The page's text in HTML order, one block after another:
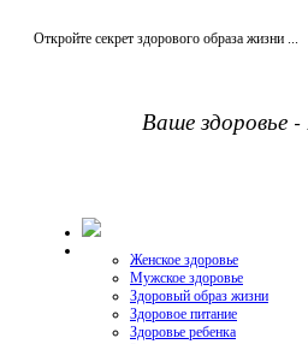
Откройте секрет здорового образа жизни ...
Ваше здоровье
Женское здоровье
Мужское здоровье
Здоровый образ жизни
Здоровое питание
Здоровье ребенка